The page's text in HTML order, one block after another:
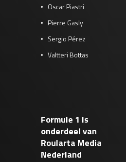
Oscar Piastri
Pierre Gasly
Sergio Pérez
Valtteri Bottas
Formule 1 is
onderdeel van
Roularta Media
Nederland